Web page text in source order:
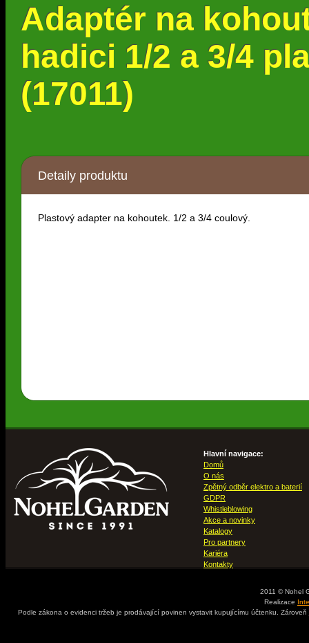
Adaptér na
hadici 1/2 a 3/4
(17011)
Detaily produktu
Plastový adapter na kohoutek. 1/2 a 3/4 coulový.
Hlavní navigace:
Domů
O nás
Zpětný odběr elektro a baterií
GDPR
Whistleblowing
Akce a novinky
Katalogy
Pro partnery
Kariéra
Kontakty
2011 © Nohel
Realizace
Podle zákona o evidenci tržeb je prodávající povinen vystavit kupujícímu účtenku.